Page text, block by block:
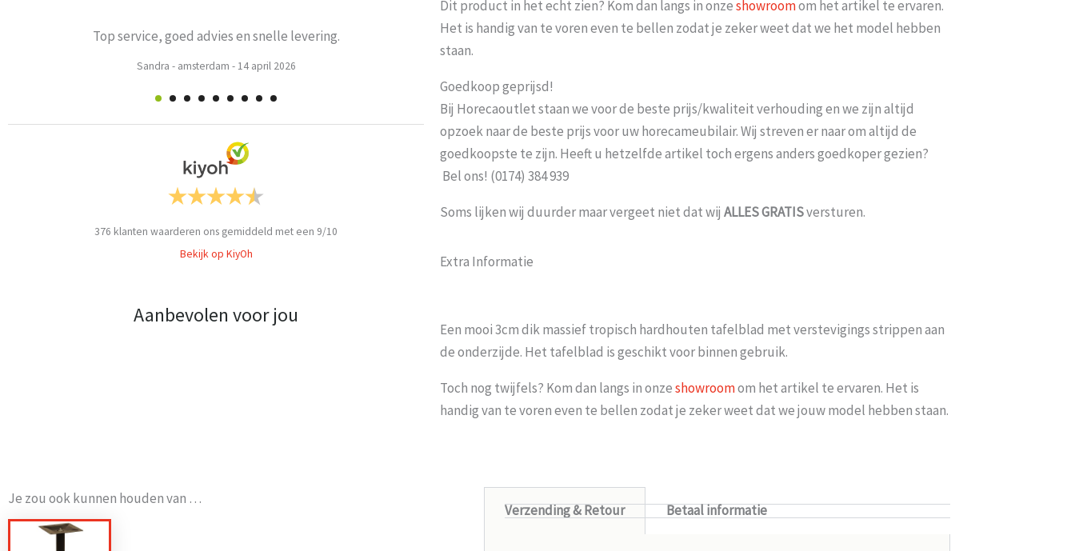
Prima
Weets mieke - Turnhout- 3 maart 2026
Probeer het nog sneller te laten bezorgen Nu minimaal 2 weken erop
Goed bereikbaar en op mijn
376 klanten waarderen ons gemiddeld met een 9/10
Bekijk op KiyOh
Aanbevolen voor jou
Dit product in het echt zien? Kom dan langs in onzeshowroomom het artikel te ervaren.
Het is handig van te voren even te bellen zodat je zeker weet dat we het model hebben
staan.
Goedkoop geprijsd!
Bij Horecaoutlet staan we voor de beste prijs/kwaliteit verhouding en we zijn altijd
opzoek naar de beste prijs voor uw horecameubilair. Wij streven er naar om altijd de
goedkoopste te zijn. Heeft u hetzelfde artikel toch ergens anders goedkoper gezien?
Bel ons! (0174) 384 939
Soms lijken wij duurder maar vergeet niet dat wij ALLESGRATISversturen.
Extra Informatie
Een mooi 3cm dik massief tropisch hardhouten tafelblad met verstevigings strippen aan
de onderzijde. Het tafelblad is geschikt voor binnen gebruik.
Toch nog twijfels? Kom dan langs in onzeshowroomom het artikel te ervaren. Het is
handig van te voren even te bellen zodat je zeker weet dat we jouw model hebben staan.
Je zou ook kunnen houden van …
Verzending & Retour Betaal informatie